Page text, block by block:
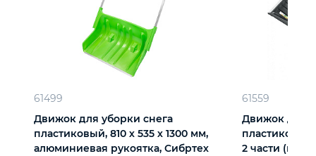
61499
Движок для уборки снега
пластиковый, 810 х 535 х 1300 мм,
алюминиевая рукоятка, Сибртех
61559
Движок для
2 части